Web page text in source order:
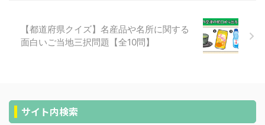
【都道府県クイズ】名産品や名所に関する
面白いご当地三択問題【全10問】
サイト内検索